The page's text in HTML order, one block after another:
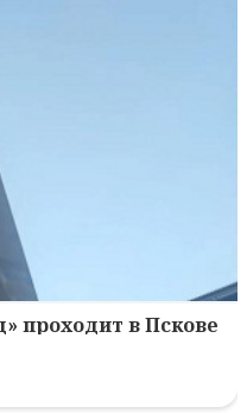
проходит в Пскове